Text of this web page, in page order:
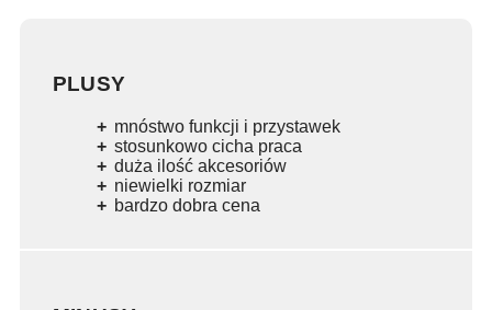
PLUSY
mnóstwo funkcji i przystawek
stosunkowo cicha praca
duża ilość akcesoriów
niewielki rozmiar
bardzo dobra cena